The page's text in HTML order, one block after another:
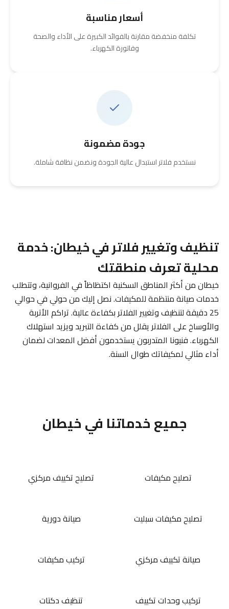
أسعار مناسبة
تكلفة منخفضة مقارنة بالفوائد الكبيرة على الأداء والصحة
وفاتورة الكهرباء.
جودة مضمونة
نستخدم فلاتر استبدال عالية الجودة ونضمن نظافة شاملة.
تنظيف وتغيير فلاتر في خيطان: خدمة
محلية تعرف منطقتك
خيطان من أكثر المناطق السكنية اكتظاظاً في الفروانية، وتتطلب
خدمات صيانة منتظمة للمكيفات. نصل إليك من حولي في حوالي
25 دقيقة لتنظيف وتغيير الفلاتر بكفاءة عالية. تراكم الأتربة
والأوساخ على الفلاتر يقلل من كفاءة التبريد ويزيد استهلاك
الكهرباء. فنيونا المتدربون يستخدمون أفضل المعدات لضمان
أداء مثالي لمكيفاتك طوال السنة.
جميع خدماتنا في خيطان
تصليح مكيفات تصليح تكييف مركزي
تصليح مكيفات سبليت صيانة دورية
صيانة تكييف مركزي تركيب مكيفات
تركيب وحدات تكييف تنظيف دكتات